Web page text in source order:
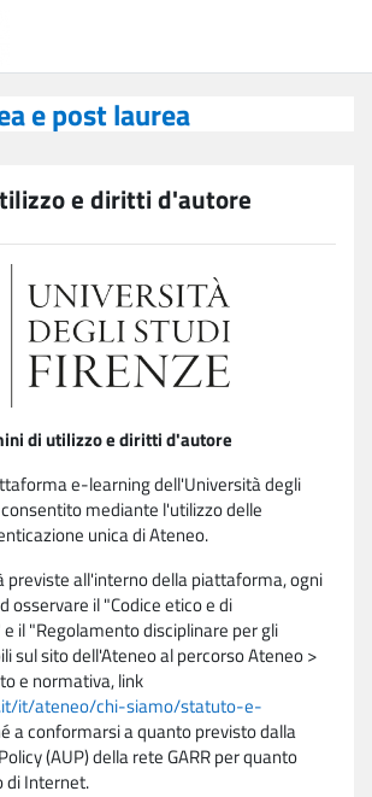
e post laurea
e diritti d'autore
di utilizzo e diritti d'autore
e-learning dell'Università degli
mediante l'utilizzo delle
unica di Ateneo.
previste all'interno della piattaforma, ogni
osservare il "Codice etico e di
il "Regolamento disciplinare per gli
sul sito dell'Ateneo al percorso Ateneo >
e normativa, link
it/ateneo/chi-siamo/statuto-e-
a conformarsi a quanto previsto dalla
(AUP) della rete GARR per quanto
di Internet.